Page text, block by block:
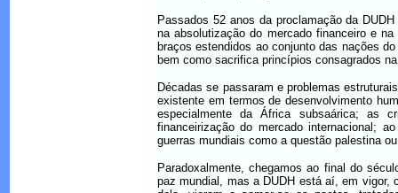
Passados 52 anos da proclamação da
na absolutização do mercado financeiro e
braços estendidos ao conjunto das nações
bem como sacrifica princípios consagrados
Décadas se passaram e problemas
existente em termos de desenvolvimento
especialmente da África subsaárica; as
financeirização do mercado internacional;
guerras mundiais como a questão palestina
Paradoxalmente, chegamos ao final do
paz mundial, mas a DUDH está aí, em vigor,